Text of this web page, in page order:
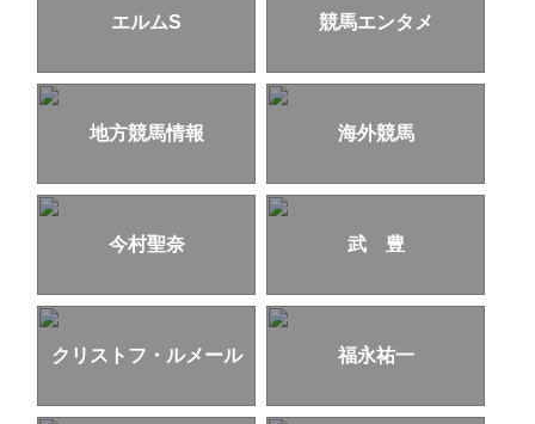
エルムS 競馬エンタメ
地方競馬情報 海外競馬
今村聖奈 武 豊
クリストフ・ルメール 福永祐一